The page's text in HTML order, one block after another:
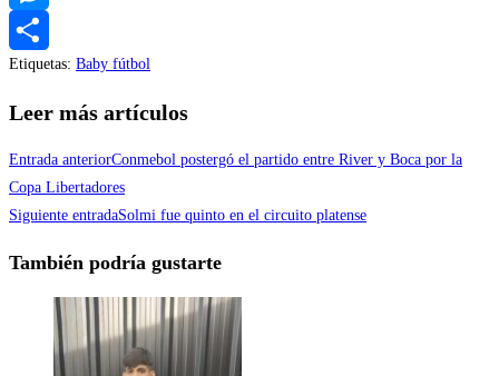
Messenger
Compartir
Etiquetas: Baby fútbol
Leer más artículos
Entrada anteriorConmebol postergó el partido entre River y Boca por la
Copa Libertadores
Siguiente entradaSolmi fue quinto en el circuito platense
También podría gustarte